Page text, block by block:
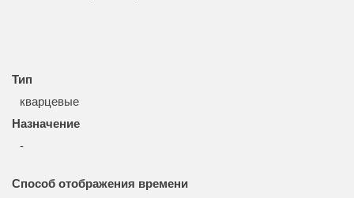
Тип
кварцевые
Назначение
-
Способ отображения времени